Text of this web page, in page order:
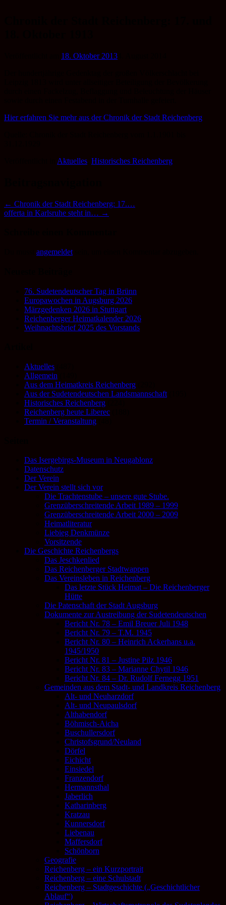
18. Oktober 2013
Hier erfahren Sie mehr aus der Chronik der Stadt Reichenberg
Aktuelles Historisches Reichenberg
← Chronik der Stadt Reichenberg: 17.…
offerta in Karlsruhe steht in… →
angemeldet
76. Sudetendeutscher Tag in Brünn
Europawochen in Augsburg 2026
Märzgedenken 2026 in Stuttgart
Reichenberger Heimatkalender 2026
Weihnachtsbrief 2025 des Vorstands
Aktuelles
Allgemein
Aus dem Heimatkreis Reichenberg
Aus der Sudetendeutschen Landsmannschaft
Historisches Reichenberg
Reichenberg heute Liberec
Termin / Veranstaltung
Das Isergebirgs-Museum in Neugablonz
Datenschutz
Der Verein
Der Verein stellt sich vor
Die Trachtenstube – unsere gute Stube.
Grenzüberschreitende Arbeit 1989 – 1999
Grenzüberschreitende Arbeit 2000 – 2009
Heimatliteratur
Liebieg Denkmünze
Vorsitzende
Die Geschichte Reichenbergs
Das Jeschkenlied
Das Reichenberger Stadtwappen
Das Vereinsleben in Reichenberg
Das letzte Stück Heimat – Die Reichenberger
Hütte
Die Patenschaft der Stadt Augsburg
Dokumente zur Austreibung der Sudetendeutschen
Bericht Nr. 78 – Emil Breuer Juli 1948
Bericht Nr. 79 – T.M. 1945
Bericht Nr. 80 – Heinrich Ackerhans u.a.
1945/1950
Bericht Nr. 81 – Justine Pilz 1946
Bericht Nr. 83 – Marianne Chytil 1946
Bericht Nr. 84 – Dr. Rudolf Fernegg 1951
Gemeinden aus dem Stadt- und Landkreis Reichenberg
Alt- und Neuharzdorf
Alt- und Neupaulsdorf
Althabendorf
Böhmisch-Aicha
Buschullersdorf
Christofsgrund/Neuland
Dörfel
Eichicht
Einsiedel
Franzendorf
Hermannsthal
Jaberlich
Katharinberg
Kratzau
Kunnersdorf
Liebenau
Maffersdorf
Schönborn
Geografie
Reichenberg – ein Kurzportrait
Reichenberg – eine Schulstadt
Reichenberg – Stadtgeschichte („Geschichtlicher
Ablauf“)